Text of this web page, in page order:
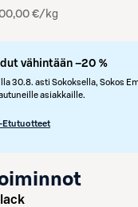
€/kg
vähintään –20 %
30.8. asti Sokoksella, Sokos
asiakkaille.
Etutuotteet